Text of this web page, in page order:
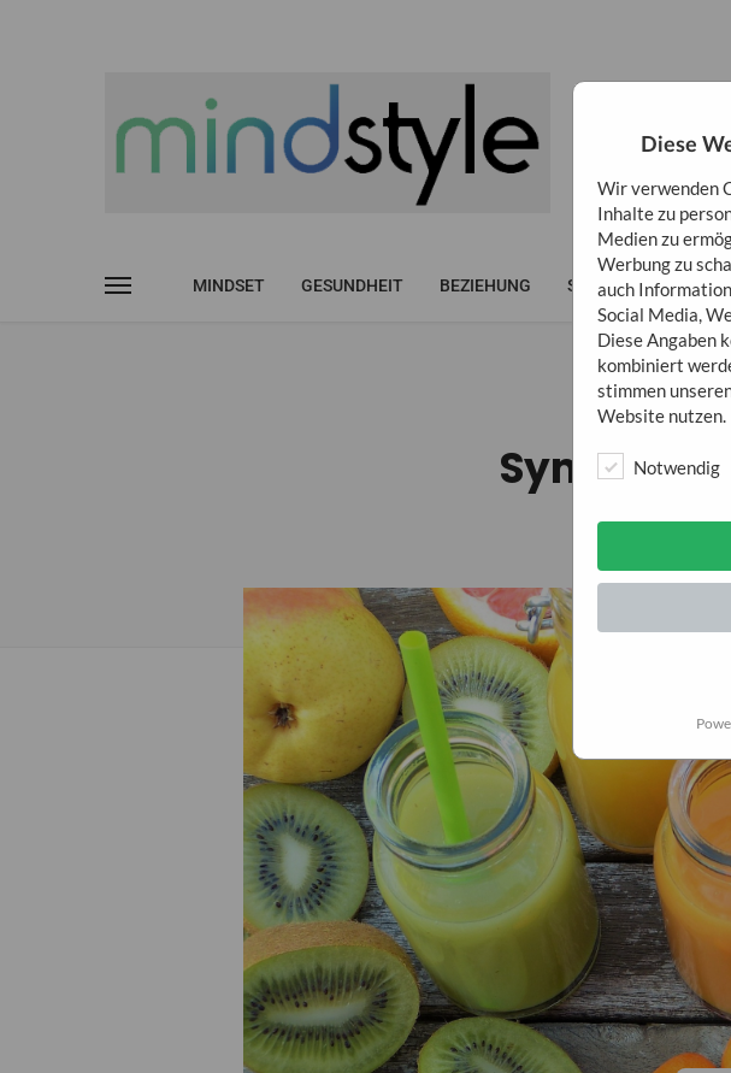
MINDSET GESUNDHEIT BEZIEHUNG SPIRITUALITÄT
Diese
Wir verwenden
Inhalte zu
Medien zu
Werbung zu
auch
Social Media,
Diese Angaben
kombiniert
stimmen
Website nutzen.
Notwendig